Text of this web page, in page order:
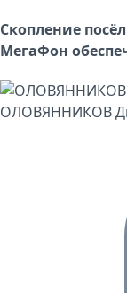
Скопление
МегаФон
ОЛОВЯННИКОВ